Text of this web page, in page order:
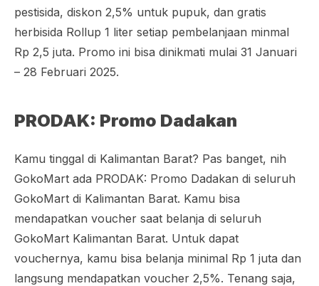
pestisida, diskon 2,5% untuk pupuk, dan gratis
herbisida Rollup 1 liter setiap pembelanjaan minmal
Rp 2,5 juta. Promo ini bisa dinikmati mulai 31 Januari
– 28 Februari 2025.
PRODAK: Promo Dadakan
Kamu tinggal di Kalimantan Barat? Pas banget, nih
GokoMart ada PRODAK: Promo Dadakan di seluruh
GokoMart di Kalimantan Barat. Kamu bisa
mendapatkan voucher saat belanja di seluruh
GokoMart Kalimantan Barat. Untuk dapat
vouchernya, kamu bisa belanja minimal Rp 1 juta dan
langsung mendapatkan voucher 2,5%. Tenang saja,